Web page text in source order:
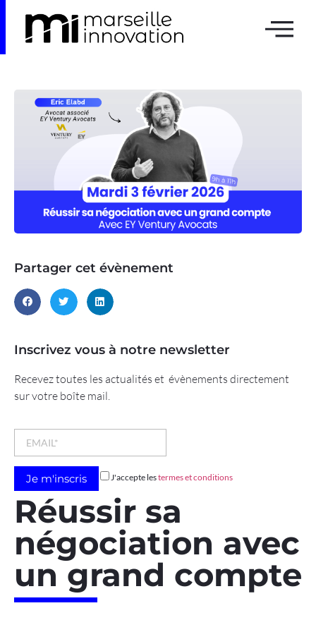
Partager cet évènement
Inscrivez vous à notre newsletter
Recevez toutes les actualités et évènements directement
sur votre boîte mail.
J'accepte lestermes et conditions
Réussir sa
négociation avec
un grand compte